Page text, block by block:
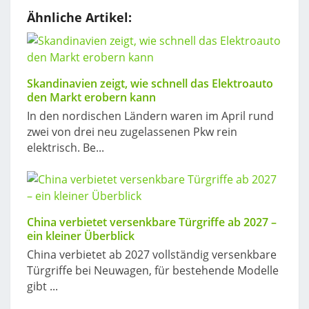
Ähnliche Artikel:
Skandinavien zeigt, wie schnell das Elektroauto
den Markt erobern kann
In den nordischen Ländern waren im April rund
zwei von drei neu zugelassenen Pkw rein
elektrisch. Be...
China verbietet versenkbare Türgriffe ab 2027 –
ein kleiner Überblick
China verbietet ab 2027 vollständig versenkbare
Türgriffe bei Neuwagen, für bestehende Modelle
gibt ...